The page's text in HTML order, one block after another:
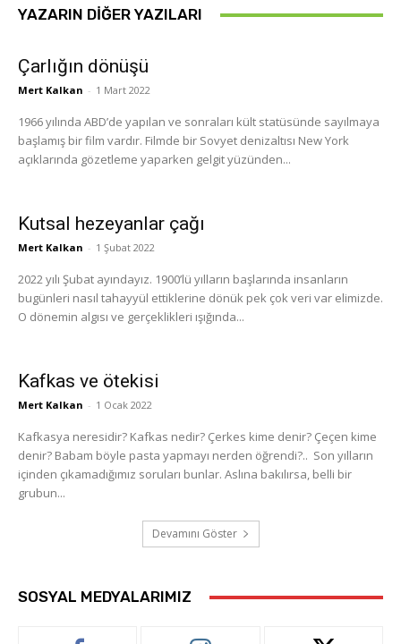
YAZARIN DIĞER YAZILARI
Çarlığın dönüşü
Mert Kalkan - 1 Mart 2022
1966 yılında ABD’de yapılan ve sonraları kült statüsünde sayılmaya
başlamış bir film vardır. Filmde bir Sovyet denizaltısı New York
açıklarında gözetleme yaparken gelgit yüzünden...
Kutsal hezeyanlar çağı
Mert Kalkan - 1 Şubat 2022
2022 yılı Şubat ayındayız. 1900’lü yılların başlarında insanların
bugünleri nasıl tahayyül ettiklerine dönük pek çok veri var elimizde.
O dönemin algısı ve gerçeklikleri ışığında...
Kafkas ve ötekisi
Mert Kalkan - 1 Ocak 2022
Kafkasya neresidir? Kafkas nedir? Çerkes kime denir? Çeçen kime
denir? Babam böyle pasta yapmayı nerden öğrendi?.. Son yılların
içinden çıkamadığımız soruları bunlar. Aslına bakılırsa, belli bir
grubun...
Devamını Göster
SOSYAL MEDYALARIMIZ